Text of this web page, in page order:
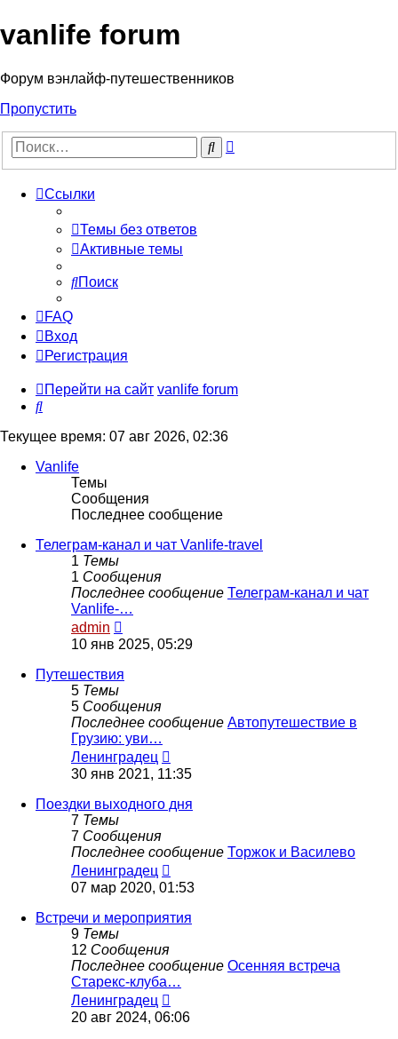
vanlife forum
Форум вэнлайф-путешественников
Пропустить
Поиск
Ссылки
Темы без ответов
Активные темы
Поиск
FAQ
Вход
Регистрация
Перейти на сайт vanlife forum
Поиск
Текущее время: 07 авг 2026, 02:36
Vanlife
Темы
Сообщения
Последнее сообщение
Телеграм-канал и чат Vanlife-travel
1 Темы
1 Сообщения
Последнее сообщение Телеграм-канал и чат
Vanlife-…
admin
к
сообщению
10 янв 2025, 05:29
Путешествия
5 Темы
5 Сообщения
Последнее сообщение Автопутешествие в
Грузию: уви…
Ленинградец
к
сообщению
30 янв 2021, 11:35
Поездки выходного дня
7 Темы
7 Сообщения
Последнее сообщение Торжок и Василево
Ленинградец
к
сообщению
07 мар 2020, 01:53
Встречи и мероприятия
9 Темы
12 Сообщения
Последнее сообщение Осенняя встреча
Старекс-клуба…
Ленинградец
к
20 авг 2024, 06:06